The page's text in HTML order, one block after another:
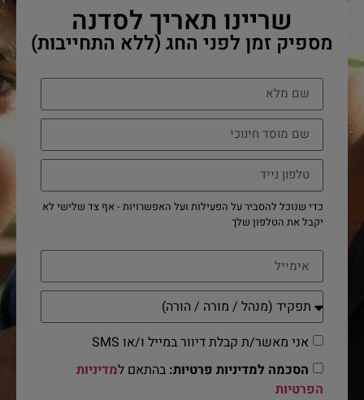
שריינו תאריך לסדנה
מספיק זמן לפני החג (ללא התחייבות)
כדי שנוכל להסביר על הפעילות ועל האפשרויות - אף צד שלישי לא
יקבל את הטלפון שלך
אני מאשר/ת קבלת דיוור במייל ו/או SMS
הסכמה למדיניות פרטיות: בהתאם למדיניות
הפרטיות